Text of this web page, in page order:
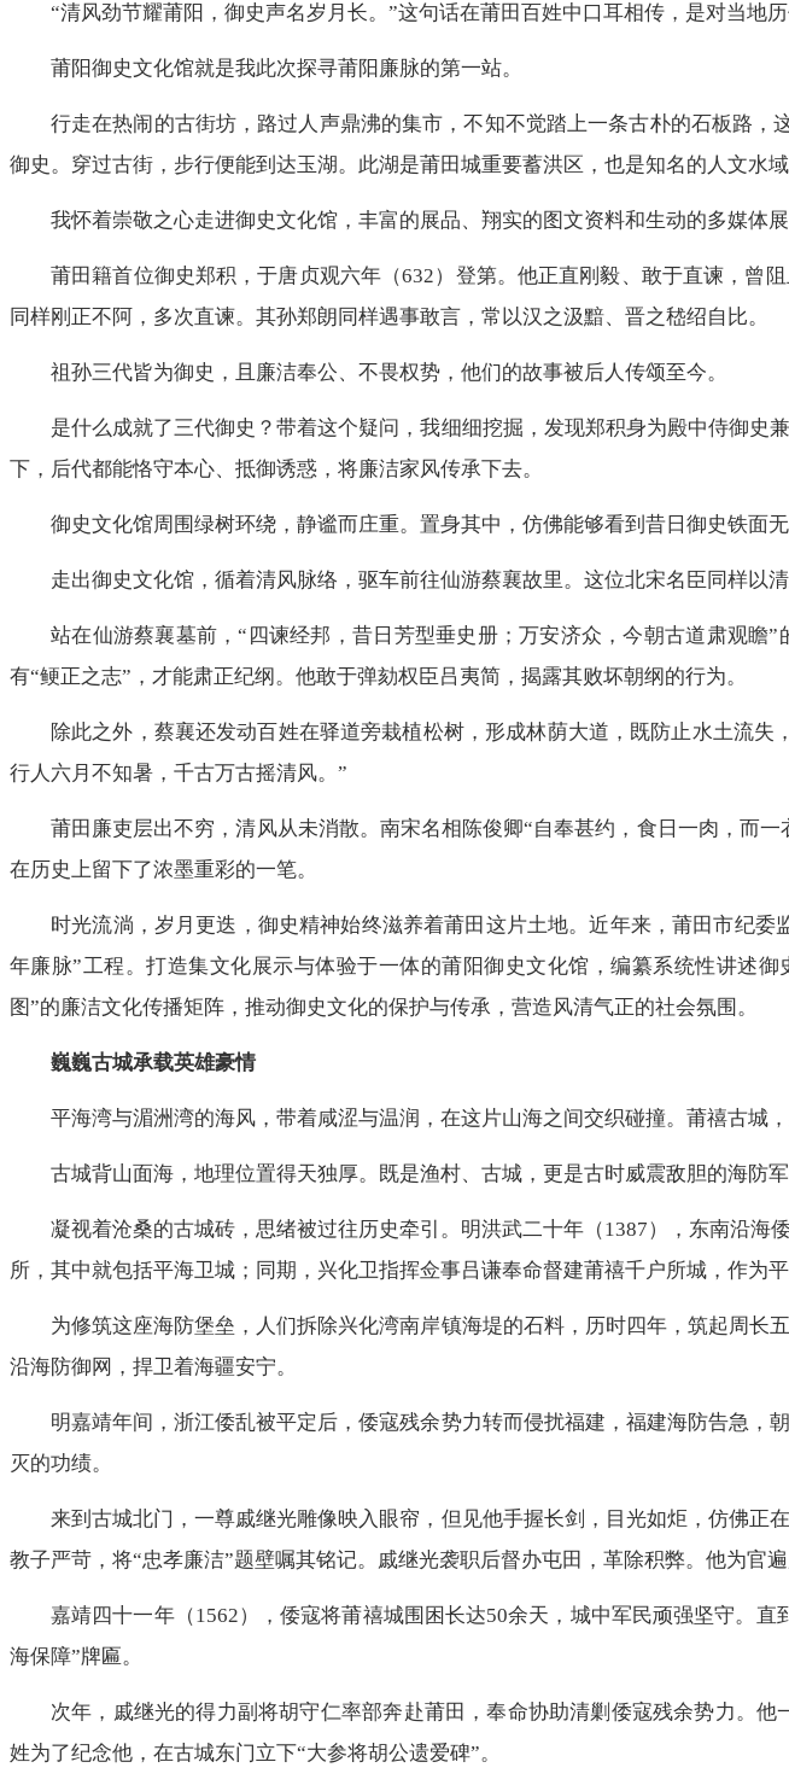
“清风劲节耀莆阳，御史声名岁月长。”这句话在莆田百姓中口耳相传，是对当地历
莆阳御史文化馆就是我此次探寻莆阳廉脉的第一站。
行走在热闹的古街坊，路过人声鼎沸的集市，不知不觉踏上一条古朴的石板路
御史。穿过古街，步行便能到达玉湖。此湖是莆田城重要蓄洪区，也是知名的人文水
我怀着崇敬之心走进御史文化馆，丰富的展品、翔实的图文资料和生动的多媒体
莆田籍首位御史郑积，于唐贞观六年（632）登第。他正直刚毅、敢于直谏，曾
同样刚正不阿，多次直谏。其孙郑朗同样遇事敢言，常以汉之汲黯、晋之嵇绍自比。
祖孙三代皆为御史，且廉洁奉公、不畏权势，他们的故事被后人传颂至今。
是什么成就了三代御史？带着这个疑问，我细细挖掘，发现郑积身为殿中侍御
下，后代都能恪守本心、抵御诱惑，将廉洁家风传承下去。
御史文化馆周围绿树环绕，静谧而庄重。置身其中，仿佛能够看到昔日御史铁面
走出御史文化馆，循着清风脉络，驱车前往仙游蔡襄故里。这位北宋名臣同样以
站在仙游蔡襄墓前，“四谏经邦，昔日芳型垂史册；万安济众，今朝古道肃观
有“鲠正之志”，才能肃正纪纲。他敢于弹劾权臣吕夷简，揭露其败坏朝纲的行为。
除此之外，蔡襄还发动百姓在驿道旁栽植松树，形成林荫大道，既防止水土流
行人六月不知暑，千古万古摇清风。”
莆田廉吏层出不穷，清风从未消散。南宋名相陈俊卿“自奉甚约，食日一肉，而
在历史上留下了浓墨重彩的一笔。
时光流淌，岁月更迭，御史精神始终滋养着莆田这片土地。近年来，莆田市纪
年廉脉”工程。打造集文化展示与体验于一体的莆阳御史文化馆，编纂系统性讲述
图”的廉洁文化传播矩阵，推动御史文化的保护与传承，营造风清气正的社会氛围。
巍巍古城承载英雄豪情
平海湾与湄洲湾的海风，带着咸涩与温润，在这片山海之间交织碰撞。莆禧古城
古城背山面海，地理位置得天独厚。既是渔村、古城，更是古时威震敌胆的海防
凝视着沧桑的古城砖，思绪被过往历史牵引。明洪武二十年（1387），东南沿
所，其中就包括平海卫城；同期，兴化卫指挥佥事吕谦奉命督建莆禧千户所城，作为
为修筑这座海防堡垒，人们拆除兴化湾南岸镇海堤的石料，历时四年，筑起周
沿海防御网，捍卫着海疆安宁。
明嘉靖年间，浙江倭乱被平定后，倭寇残余势力转而侵扰福建，福建海防告急
灭的功绩。
来到古城北门，一尊戚继光雕像映入眼帘，但见他手握长剑，目光如炬，仿佛正
教子严苛，将“忠孝廉洁”题壁嘱其铭记。戚继光袭职后督办屯田，革除积弊。他为官
嘉靖四十一年（1562），倭寇将莆禧城围困长达50余天，城中军民顽强坚守。
海保障”牌匾。
次年，戚继光的得力副将胡守仁率部奔赴莆田，奉命协助清剿倭寇残余势力。
姓为了纪念他，在古城东门立下“大参将胡公遗爱碑”。